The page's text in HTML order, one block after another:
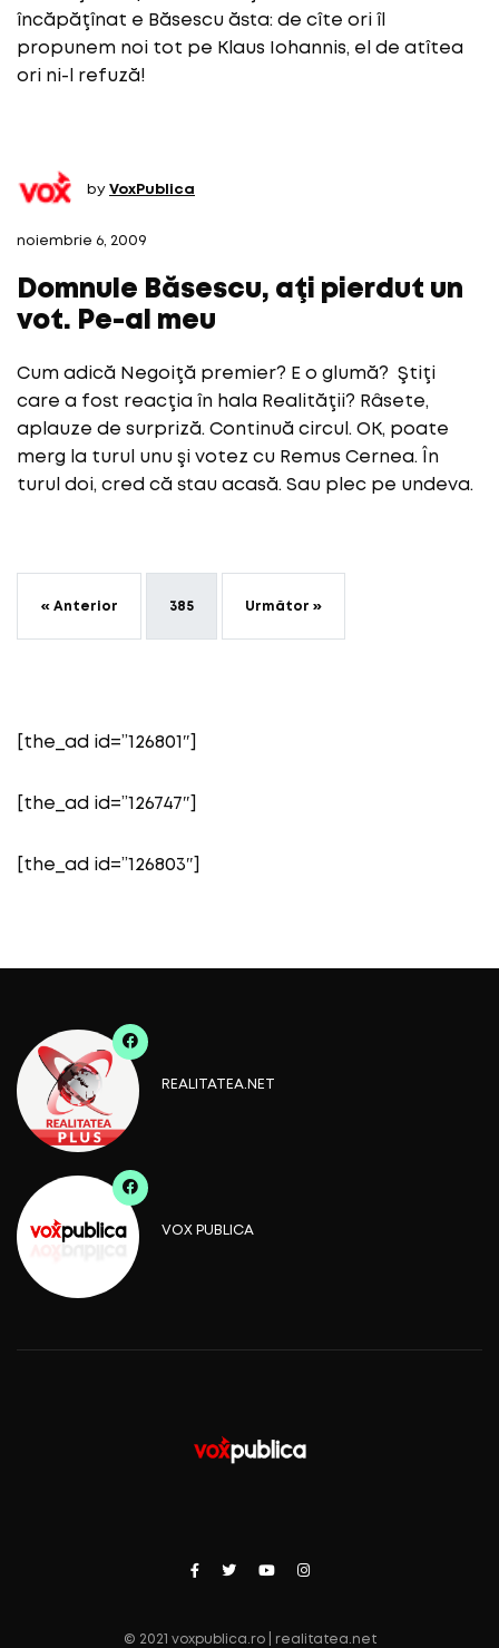
încăpăţînat e Băsescu ăsta: de cîte ori îl
propunem noi tot pe Klaus Iohannis, el de atîtea
ori ni-l refuză!
by VoxPublica
noiembrie 6, 2009
Domnule Băsescu, aţi pierdut un
vot. Pe-al meu
Cum adică Negoiţă premier? E o glumă? Ştiţi
care a fost reacţia în hala Realităţii? Râsete,
aplauze de surpriză. Continuă circul. OK, poate
merg la turul unu şi votez cu Remus Cernea. În
turul doi, cred că stau acasă. Sau plec pe undeva.
« Anterior 385 Următor »
[the_ad id=”126801″]
[the_ad id=”126747″]
[the_ad id=”126803″]
REALITATEA.NET
VOX PUBLICA
© 2021 voxpublica.ro | realitatea.net